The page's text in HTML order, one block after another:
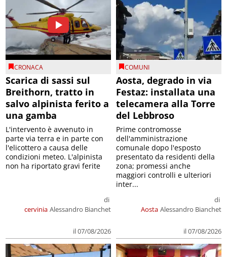
CRONACA
Scarica di sassi sul
Breithorn, tratto in
salvo alpinista ferito a
una gamba
cervinia
di
Alessandro Bianchet
il 07/08/2026
L'intervento è avvenuto in
parte via terra e in parte con
l'elicottero a causa delle
condizioni meteo. L'alpinista
non ha riportato gravi ferite
COMUNI
Aosta, degrado in via
Festaz: installata una
telecamera alla Torre
del Lebbroso
Aosta
di
Alessandro Bianchet
il 07/08/2026
Prime contromosse
dell'amministrazione
comunale dopo l'esposto
presentato da residenti della
zona; promessi anche
maggiori controlli e ulteriori
inter...